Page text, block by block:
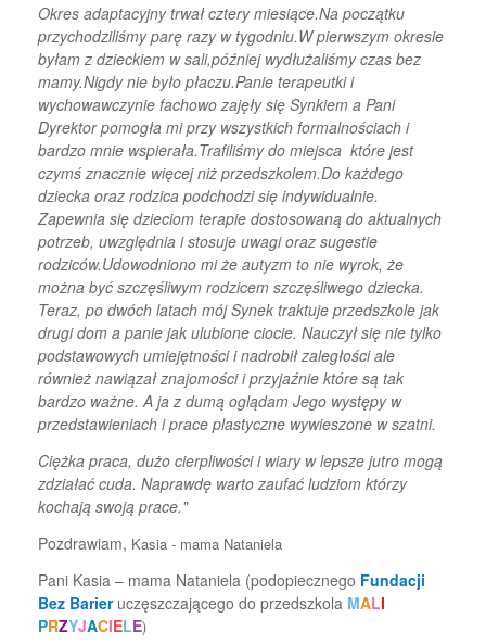
Okres adaptacyjny trwał cztery miesiące.Na początku
przychodziliśmy parę razy w tygodniu.W pierwszym okresie
byłam z dzieckiem w sali,później wydłużaliśmy czas bez
mamy.Nigdy nie było płaczu.Panie terapeutki i
wychowawczynie fachowo zajęły się Synkiem a Pani
Dyrektor pomogła mi przy wszystkich formalnościach i
bardzo mnie wspierała.Trafiliśmy do miejsca które jest
czymś znacznie więcej niż przedszkolem.Do każdego
dziecka oraz rodzica podchodzi się indywidualnie.
Zapewnia się dzieciom terapie dostosowaną do aktualnych
potrzeb, uwzględnia i stosuje uwagi oraz sugestie
rodziców.Udowodniono mi że autyzm to nie wyrok, że
można być szczęśliwym rodzicem szczęśliwego dziecka.
Teraz, po dwóch latach mój Synek traktuje przedszkole jak
drugi dom a panie jak ulubione ciocie. Nauczył się nie tylko
podstawowych umiejętności i nadrobił zaległości ale
również nawiązał znajomości i przyjaźnie które są tak
bardzo ważne. A ja z dumą oglądam Jego występy w
przedstawieniach i prace plastyczne wywieszone w szatni.
Ciężka praca, dużo cierpliwości i wiary w lepsze jutro mogą
zdziałać cuda. Naprawdę warto zaufać ludziom którzy
kochają swoją prace."
Pozdrawiam, Kasia - mama Nataniela
Pani Kasia – mama Nataniela (podopiecznego Fundacji
Bez Barieruczęszczającego do przedszkola MALI
PRZYJACIELE)